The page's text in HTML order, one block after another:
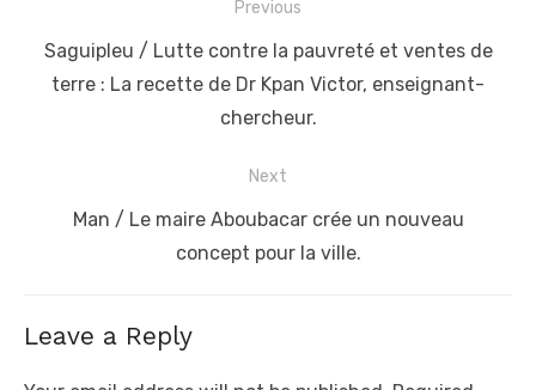
navigation
Previous
Previous
post:
Saguipleu / Lutte contre la pauvreté et ventes de
terre : La recette de Dr Kpan Victor, enseignant-
chercheur.
Next
NextMan / Le maire Aboubacar crée un nouveau
concept pour la ville.
Leave a Reply